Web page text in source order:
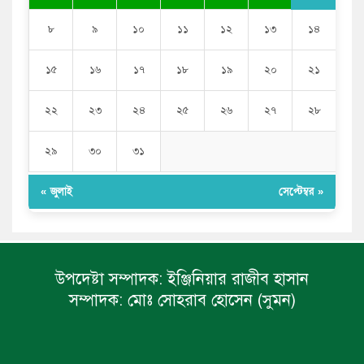
৮ ৯ ১০ ১১ ১২ ১৩ ১৪
১৫ ১৬ ১৭ ১৮ ১৯ ২০ ২১
২২ ২৩ ২৪ ২৫ ২৬ ২৭ ২৮
২৯ ৩০ ৩১
« জুলাই সেপ্টেম্বর »
উপদেষ্টা সম্পাদক: ইঞ্জিনিয়ার রাজীব হাসান
সম্পাদক: মোঃ সোহরাব হোসেন (সুমন)